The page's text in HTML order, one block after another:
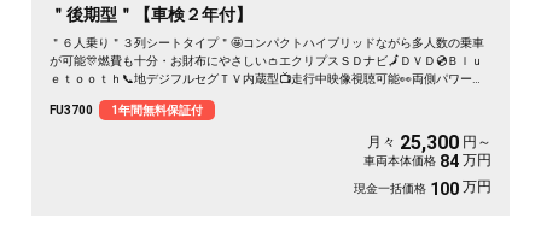
＂後期型＂【車検２年付】
＂６人乗り＂３列シートタイプ＂🤩コンパクトハイブリッドながら多人数の乗車
が可能🎊燃費も十分・お財布にやさしい👛エクリプスＳＤナビ🗾ＤＶＤ💿Ｂｌｕ
ｅｔｏｏｔｈ📞地デジフルセグＴＶ内蔵型📺走行中映像視聴可能👀両側パワース
クルーズコントロール機能付・高速道路も運転楽々👏ＨＩＤヘッドライト＆ＬＥ
FU3700 1年間無料保証付
月々 25,300 円～
車両本体価格 84 万円
現金一括価格 100 万円